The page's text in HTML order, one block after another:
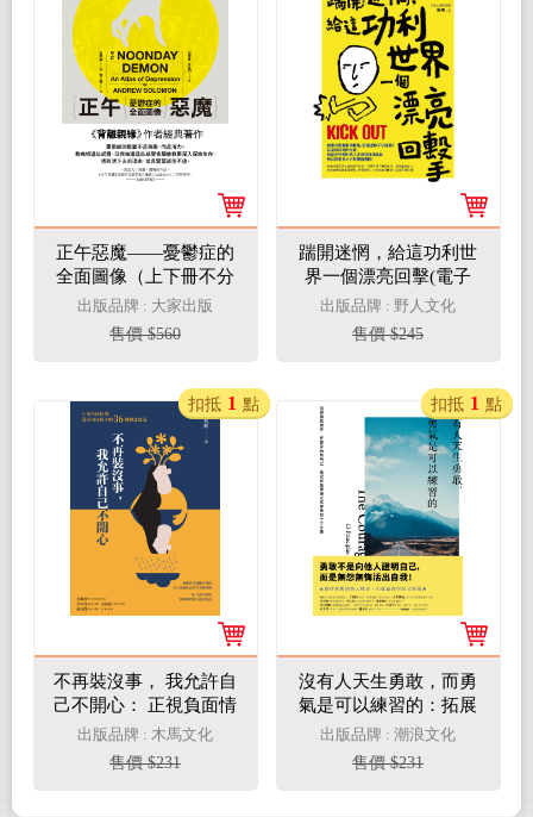
正午惡魔——憂鬱症的
全面圖像（上下冊不分
售）(電子書)
出版品牌 : 大家出版
售價 $560
踹開迷惘，給這功利世
界一個漂亮回擊(電子
書)
出版品牌 : 野人文化
售價 $245
不再裝沒事， 我允許自
己不開心： 正視負面情
緒，還原內在秩序的36
則轉念對話(電子書)
出版品牌 : 木馬文化
售價 $231
扣抵 1 點
沒有人天生勇敢，而勇
氣是可以練習的：拓展
勇氣邊界，定義全新的
自己，我從絲路重機之
旅學會的十三件事(電子
出版品牌 : 潮浪文化
售價 $231
扣抵 1 點